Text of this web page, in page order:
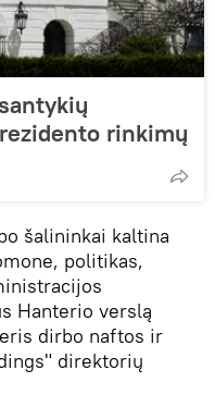
rinkimų
šalininkai kaltina
politikas,
Hanterio verslą
dirbo naftos ir
direktorių